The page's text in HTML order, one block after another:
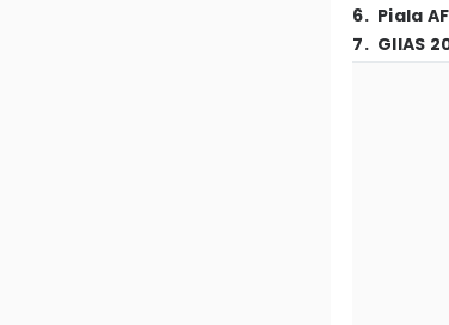
6. Piala
7. GIIAS